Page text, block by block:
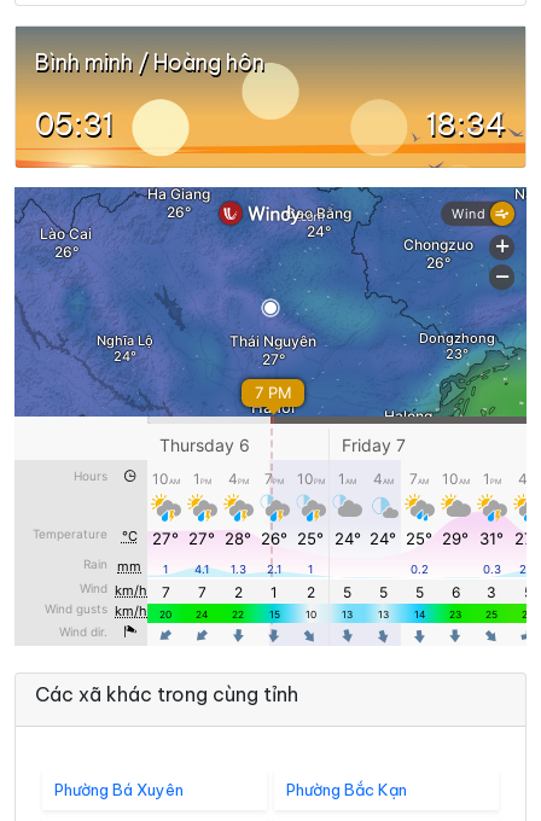
Bình minh / Hoàng hôn
05:31 18:34
Các xã khác trong cùng tỉnh
Phường Bá Xuyên Phường Bắc Kạn